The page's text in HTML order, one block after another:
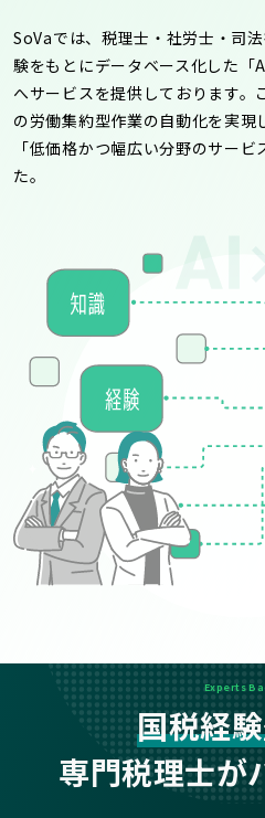
SoVaでは、税理士・社労士・司
験をもとにデータベース化した「
へサービスを提供しております。
の労働集約型作業の自動化を実現
「低価格かつ幅広い分野のサー
た。
Experts
国税経
専門税理士が